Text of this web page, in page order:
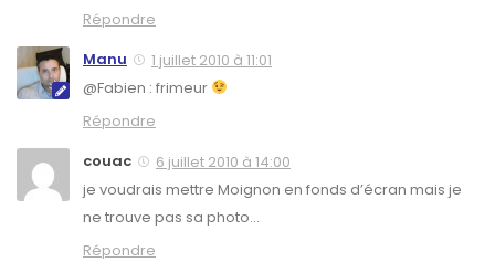
Répondre
Manu
1 juillet 2010 à 11:01
@Fabien : frimeur
Répondre
couac
6 juillet 2010 à 14:00
je voudrais mettre Moignon en fonds d’écran mais je
ne trouve pas sa photo…
Répondre